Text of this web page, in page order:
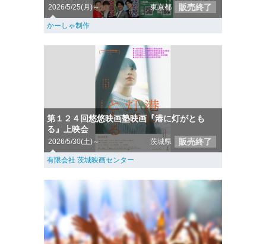
2026/5/25(月)～ 東京都 販売終了
かーしゃ制作
第１２４回悠悠映画塾映画『港に灯がとも
る』上映会
2026/5/30(土)～ 茨城県 販売終了
有限会社 茨城映画センター